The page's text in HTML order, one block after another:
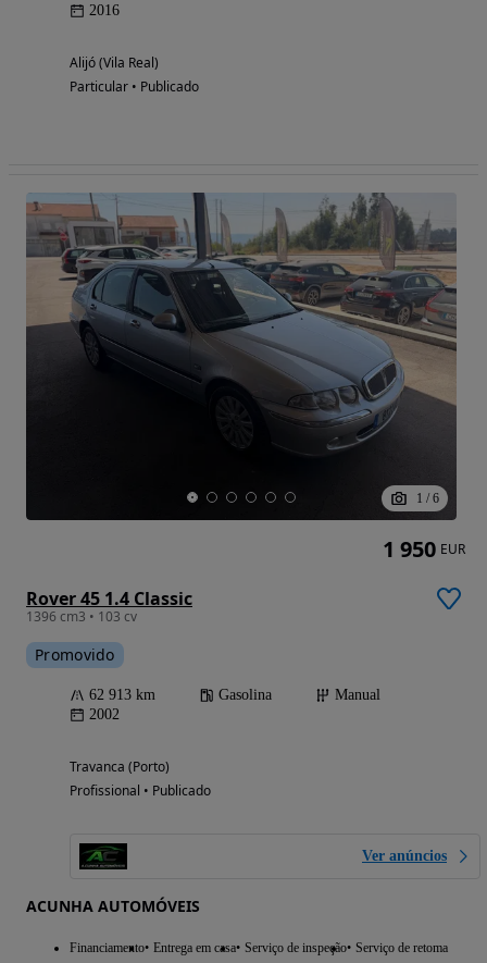
2016
Alijó (Vila Real)
Particular • Publicado
1 / 6
Rover 45 1.4 Classic
1396 cm3 • 103 cv
Promovido
62 913 km Gasolina
Manual
2002
Travanca (Porto)
Profissional • Publicado
Ver anúncios
ACUNHA AUTOMÓVEIS
Financiamento Entrega em casa Serviço de inspeção Serviço de retoma
1 950 EUR